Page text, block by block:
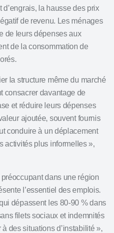
la hausse des prix
de revenu. Les ménages
de leurs dépenses aux
de la consommation de
la structure même du marché
consacrer davantage de
et réduire leurs dépenses
ajoutée, souvent fournis
conduire à un déplacement
activités plus informelles »,
dans une région
l’essentiel des emplois.
dépassent les 80-90 % dans
filets sociaux et indemnités
des situations d’instabilité »,